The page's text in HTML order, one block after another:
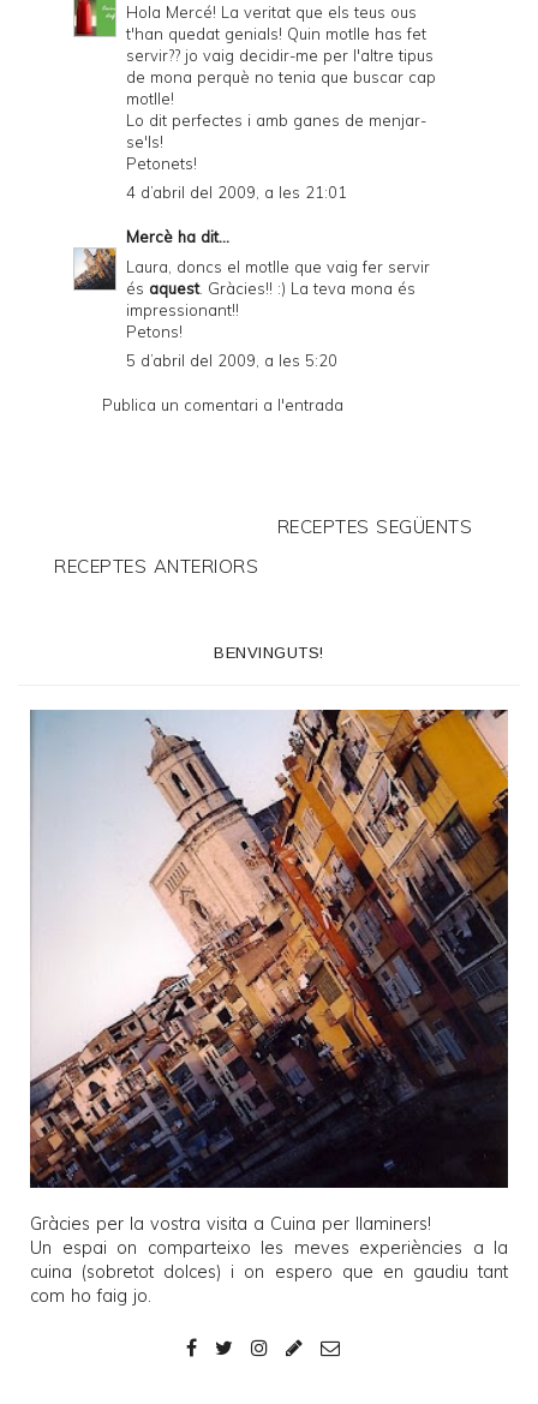
Hola Mercé! La veritat que els teus ous
t'han quedat genials! Quin motlle has fet
servir?? jo vaig decidir-me per l'altre tipus
de mona perquè no tenia que buscar cap
motlle!
Lo dit perfectes i amb ganes de menjar-
se'ls!
Petonets!
4 d’abril del 2009, a les 21:01
Mercè ha dit...
Laura, doncs el motlle que vaig fer servir
és aquest. Gràcies!! :) La teva mona és
impressionant!!
Petons!
5 d’abril del 2009, a les 5:20
Publica un comentari a l'entrada
RECEPTES SEGÜENTS
RECEPTES ANTERIORS
BENVINGUTS!
Gràcies per la vostra visita a Cuina per llaminers!
Un espai on comparteixo les meves experiències a la
cuina (sobretot dolces) i on espero que en gaudiu tant
com ho faig jo.